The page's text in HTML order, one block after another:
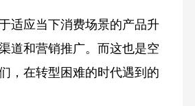
适应当下消费场景的产品升
道和营销推广。而这也是空
，在转型困难的时代遇到的